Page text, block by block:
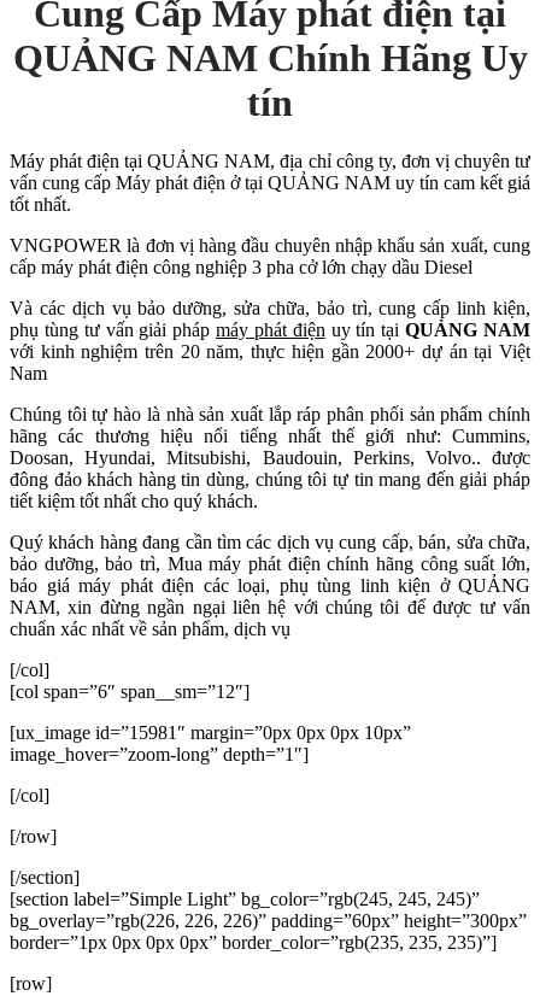
Cung Cấp Máy phát điện tại
QUẢNG NAM Chính Hãng Uy
tín
Máy phát điện tại QUẢNG NAM, địa chỉ công ty, đơn vị chuyên tư
vấn cung cấp Máy phát điện ở tại QUẢNG NAM uy tín cam kết giá
tốt nhất.
VNGPOWER là đơn vị hàng đầu chuyên nhập khẩu sản xuất, cung
cấp máy phát điện công nghiệp 3 pha cở lớn chạy dầu Diesel
Và các dịch vụ bảo dưỡng, sửa chữa, bảo trì, cung cấp linh kiện,
phụ tùng tư vấn giải phápmáy phát điện uy tín tạiQUẢNG NAM
với kinh nghiệm trên 20 năm, thực hiện gần 2000+ dự án tại Việt
Nam
Chúng tôi tự hào là nhà sản xuất lắp ráp phân phối sản phẩm chính
hãng các thương hiệu nổi tiếng nhất thế giới như: Cummins,
Doosan, Hyundai, Mitsubishi, Baudouin, Perkins, Volvo.. được
đông đảo khách hàng tin dùng, chúng tôi tự tin mang đến giải pháp
tiết kiệm tốt nhất cho quý khách.
Quý khách hàng đang cần tìm các dịch vụ cung cấp, bán, sửa chữa,
bảo dưỡng, bảo trì, Mua máy phát điện chính hãng công suất lớn,
báo giá máy phát điện các loại, phụ tùng linh kiện ở QUẢNG
NAM, xin đừng ngần ngại liên hệ với chúng tôi để được tư vấn
chuẩn xác nhất về sản phẩm, dịch vụ
[/col]
[col span=”6″ span__sm=”12″]
[ux_image id=”15981″ margin=”0px 0px 0px 10px”
image_hover=”zoom-long” depth=”1″]
[/col]
[/row]
[/section]
[section label=”Simple Light” bg_color=”rgb(245, 245, 245)”
bg_overlay=”rgb(226, 226, 226)” padding=”60px” height=”300px”
border=”1px 0px 0px 0px” border_color=”rgb(235, 235, 235)”]
[row]